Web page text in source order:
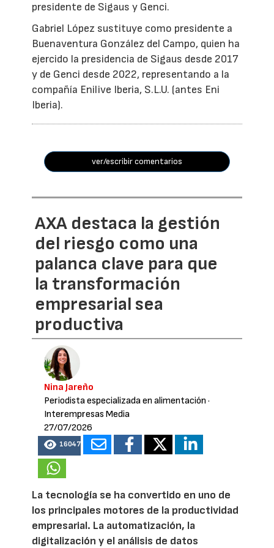
presidente de Sigaus y Genci.
Gabriel López sustituye como presidente a
Buenaventura González del Campo, quien ha
ejercido la presidencia de Sigaus desde 2017
y de Genci desde 2022, representando a la
compañía Enilive Iberia, S.L.U. (antes Eni
Iberia).
ver/escribir comentarios
AXA destaca la gestión
del riesgo como una
palanca clave para que
la transformación
empresarial sea
productiva
Nina Jareño
Periodista especializada en alimentación ·
Interempresas Media
27/07/2026
16047
La tecnología se ha convertido en uno de
los principales motores de la productividad
empresarial. La automatización, la
digitalización y el análisis de datos